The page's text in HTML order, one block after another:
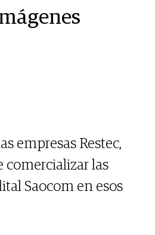
empresas Restec,
comercializar las
Saocom en esos